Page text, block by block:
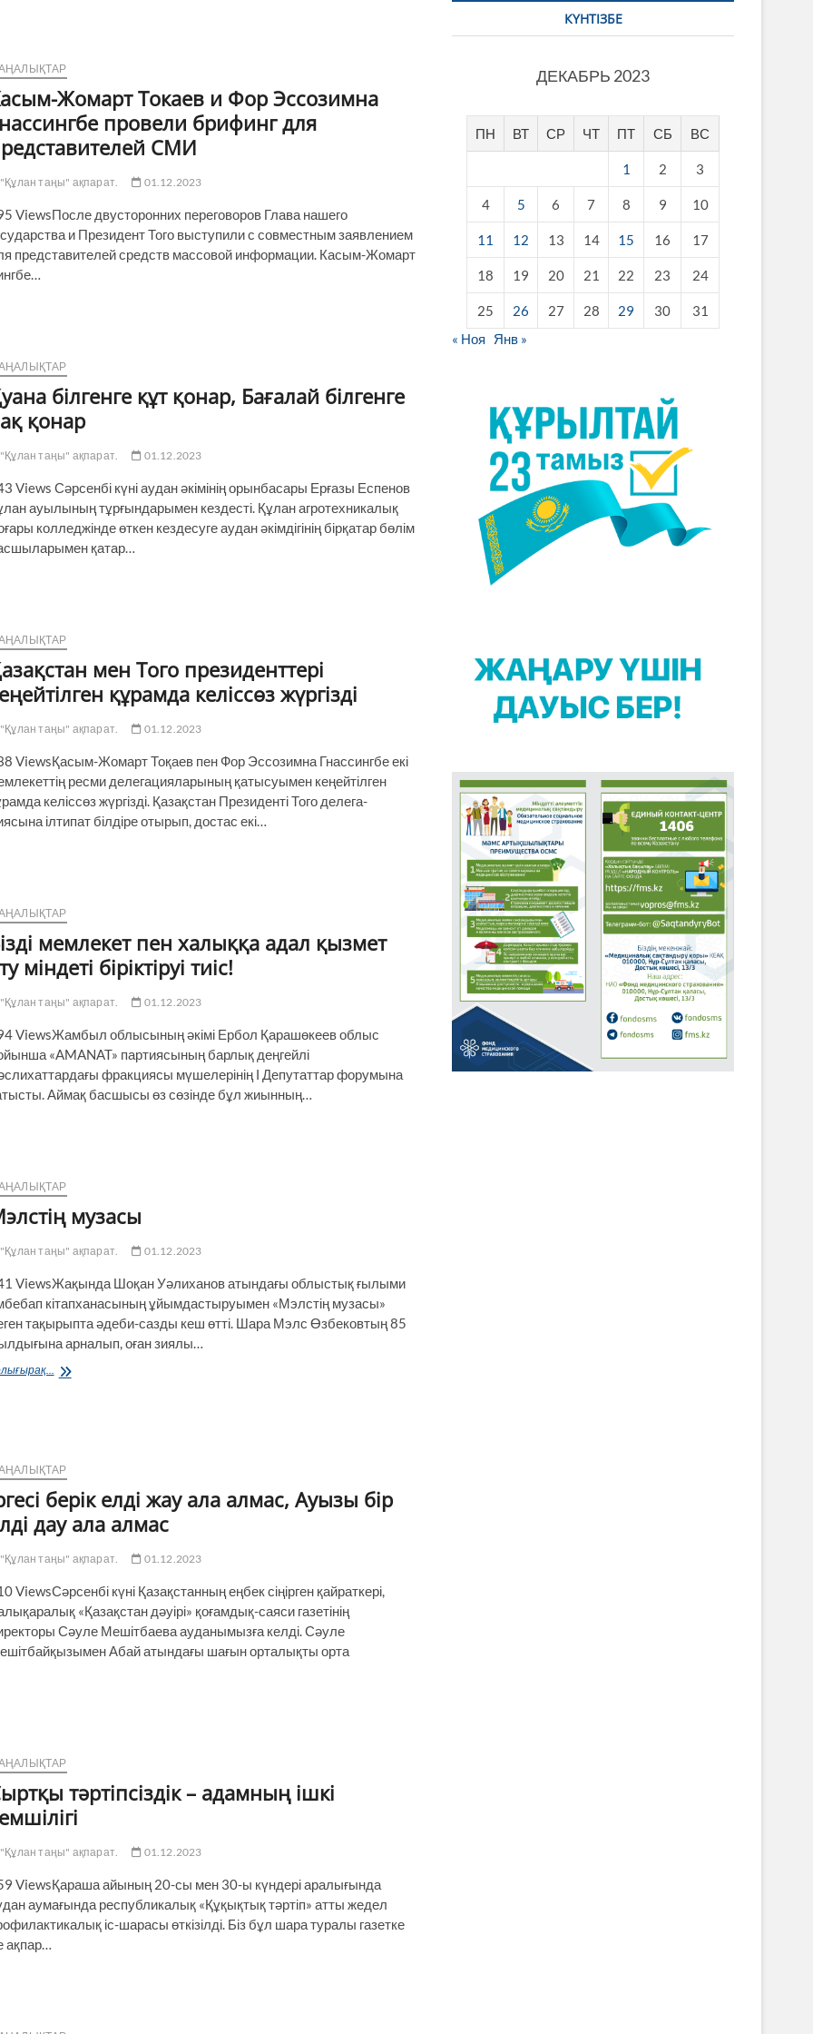
Жомарт Токаев и Фор Эссозимна
провели брифинг для
СМИ
"Құлан таңы" ақпарат. 01.12.2023
ViewsПосле двусторонних переговоров Глава нашего
и Президент Того выступили с совместным заяв­лением
представителей средств массовой информации. Касым-Жомарт
білгенге құт қонар, Бағалай білгенге
қонар
"Құлан таңы" ақпарат. 01.12.2023
Views Сәрсенбі күні аудан әкімінің орынбасары Ерғазы Еспенов
ауылының тұрғындарымен кездесті. Құлан агротехникалық
колледжінде өткен кездесуге аудан әкімдігінің бірқатар бөлім
қатар…
мен Того президенттері
құрамда келіссөз жүргізді
"Құлан таңы" ақпарат. 01.12.2023
ViewsҚасым-Жомарт Тоқаев пен Фор Эссозимна Гнассингбе екі
ресми делегацияларының қатысуымен кеңейтілген
келіссөз жүргізді. Қазақстан Президенті Того делега­
ілтипат білдіре отырып, достас екі…
мемлекет пен халыққа адал қызмет
міндеті біріктіруі тиіс!
"Құлан таңы" ақпарат. 01.12.2023
ViewsЖамбыл облысының әкімі Ербол Қарашөкеев облыс
«AMANAT» партиясының барлық деңгейлі
фракциясы мүшелерінің І Депутаттар форумына
Аймақ басшысы өз сөзінде бұл жиынның…
музасы
"Құлан таңы" ақпарат. 01.12.2023
ViewsЖақында Шоқан Уәлиханов атындағы облыстық ғылыми
кітапханасының ұйым­дастыруымен «Мэлстің музасы»
тақырыпта әдеби-сазды кеш өтті. Шара Мэлс Өзбековтың 85
арналып, оған зиялы…
Мэлстің
берік елді жау ала алмас, Ауызы бір
дау ала алмас
"Құлан таңы" ақпарат. 01.12.2023
ViewsСәрсенбі күні Қазақстанның еңбек сіңірген қайраткері,
«Қазақстан дәуірі» қоғамдық-саяси газетінің
Сәуле Мешітбаева ауданымызға келді. Сәуле
Абай атындағы шағын орталықты орта
тәртіпсіздік – адамның ішкі
"Құлан таңы" ақпарат. 01.12.2023
ViewsҚараша айының 20-сы мен 30-ы күндері аралығында
аумағында республикалық «Құқықтық тәртіп» атты жедел
іс-шарасы өткізілді. Біз бұл шара туралы газетке
ақпар…
КҮНТІЗБЕ
ДЕКАБРЬ 2023
ПН ВТ СР ЧТ ПТ СБ ВС
1 2 3
4 5 6 7 8 9 10
11 12 13 14 15 16 17
18 19 20 21 22 23 24
25 26 27 28 29 30
31
« Ноя
Янв »